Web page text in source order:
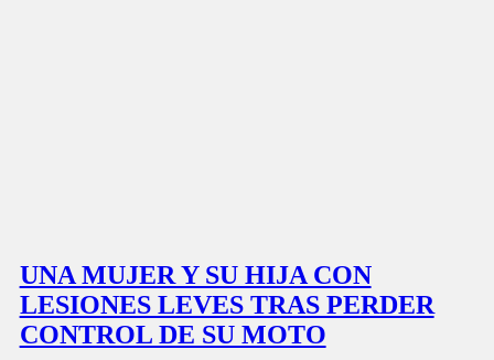
UNA MUJER Y SU HIJA CON
LESIONES LEVES TRAS PERDER
CONTROL DE SU MOTO